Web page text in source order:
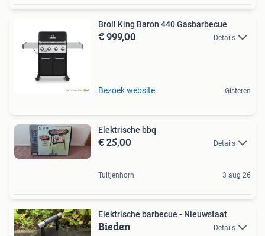
Broil King Baron 440 Gasbarbecue
€ 999,00 Details
Bezoek website Gisteren
Elektrische bbq
€ 25,00 Details
Tuitjenhorn 3 aug 26
Elektrische barbecue - Nieuwstaat
Bieden Details